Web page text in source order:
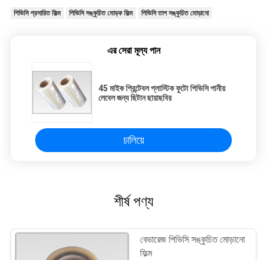
পিভিসি প্রসারিত ফিল্ম পিভিসি সঙ্কুচিত মোড়ক ফিল্ম পিভিসি তাপ সঙ্কুচিত মোড়ানো
এর সেরা মূল্য পান
45 মাইক প্রিন্টেবল প্লাস্টিক ফুটো পিভিসি পানীয়
লেবেল জন্য ছিটান ছায়াছবির
চালিয়ে
শীর্ষ পণ্য
বেভারেজ পিভিসি সঙ্কুচিত মোড়ানো
ফিল্ম